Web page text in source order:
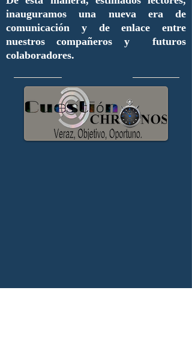
inauguramos una nueva era de
comunicación y de enlace entre
nuestros compañeros y futuros
colaboradores.